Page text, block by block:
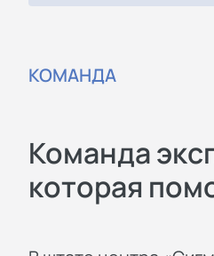
КОМАНДА
Команда
которая